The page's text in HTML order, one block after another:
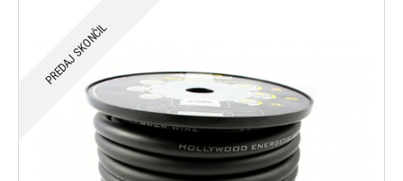
PREDAJ SKONČIL